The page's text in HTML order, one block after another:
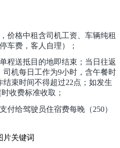
价格中租含司机工资、车辆纯租
车费，客人自理）；
程送抵目的地即结束；当日往返
机每日工作为9小时，含午餐时
束时间不得超过22点；如发生
收费标准收取；
付给驾驶员住宿费每晚（250）